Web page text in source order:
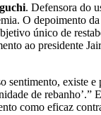
. Defensora do
O depoimento
único de
ao presidente
existe e
de
como eficaz